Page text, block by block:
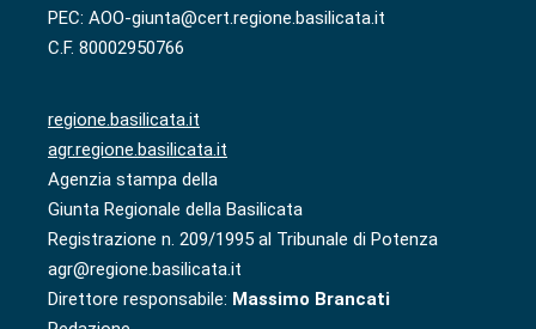
PEC: AOO-giunta@cert.regione.basilicata.it
C.F. 80002950766
regione.basilicata.it
agr.regione.basilicata.it
Agenzia stampa della
Giunta Regionale della Basilicata
Registrazione n. 209/1995 al Tribunale di Potenza
agr@regione.basilicata.it
Direttore responsabile: Massimo Brancati